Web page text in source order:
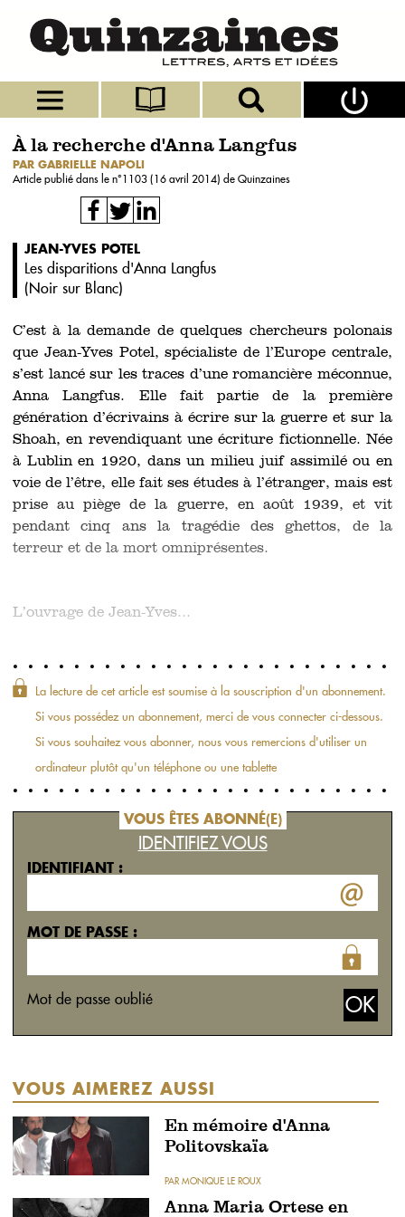
À la recherche d'Anna Langfus
PAR GABRIELLE NAPOLI
Article publié dans le n°1103 (16 avril 2014) de Quinzaines
JEAN-YVES POTEL
Les disparitions d'Anna Langfus
(Noir sur Blanc)
C’est à la demande de quelques chercheurs polonais
que Jean-Yves Potel, spécialiste de l’Europe centrale,
s’est lancé sur les traces d’une romancière méconnue,
Anna Langfus. Elle fait partie de la première
génération d’écrivains à écrire sur la guerre et sur la
Shoah, en revendiquant une écriture fictionnelle. Née
à Lublin en 1920, dans un milieu juif assimilé ou en
voie de l’être, elle fait ses études à l’étranger, mais est
prise au piège de la guerre, en août 1939, et vit
pendant cinq ans la tragédie des ghettos, de la
terreur et de la mort omniprésentes.
L’ouvrage de Jean-Yves...
La lecture de cet article est soumise à la souscription d'un abonnement.
Si vous possédez un abonnement, merci de vous connecter ci-dessous.
Si vous souhaitez vous abonner, nous vous remercions d'utiliser un
ordinateur plutôt qu'un téléphone ou une tablette
VOUS ÊTES ABONNÉ(E)
IDENTIFIEZ VOUS
IDENTIFIANT :
MOT DE PASSE :
Mot de passe oublié
VOUS AIMEREZ AUSSI
En mémoire d'Anna
Politovskaïa
PAR MONIQUE LE ROUX
Anna Maria Ortese en